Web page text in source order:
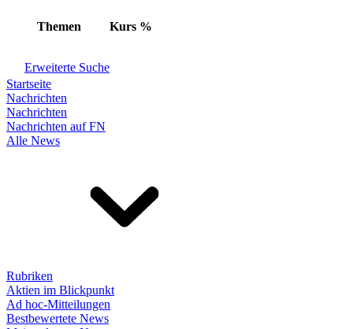
Themen Kurs %
Erweiterte Suche
Startseite
Nachrichten
Nachrichten
Nachrichten auf FN
Alle News
Rubriken
Aktien im Blickpunkt
Ad hoc-Mitteilungen
Bestbewertete News